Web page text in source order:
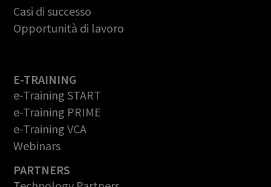
Casi di successo
Opportunità di lavoro
E-TRAINING
e-Training START
e-Training PRIME
e-Training VCA
Webinars
PARTNERS